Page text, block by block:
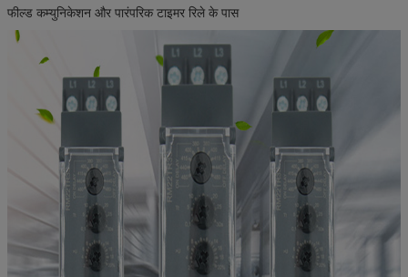
फील्ड कम्युनिकेशन और पारंपरिक टाइमर रिले के पास